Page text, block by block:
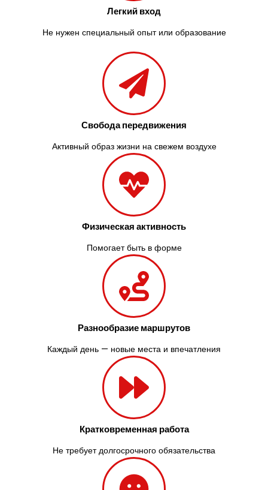
Легкий вход
Не нужен специальный опыт или образование
Свобода передвижения
Активный образ жизни на свежем воздухе
Физическая активность
Помогает быть в форме
Разнообразие маршрутов
Каждый день — новые места и впечатления
Кратковременная работа
Не требует долгосрочного обязательства